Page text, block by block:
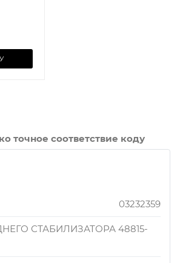
точное соответствие коду
03232359
СТАБИЛИЗАТОРА 48815-